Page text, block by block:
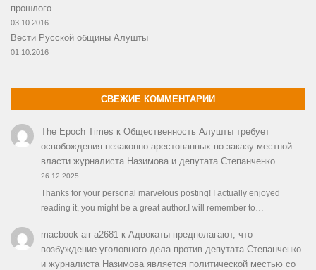
прошлого
03.10.2016
Вести Русской общины Алушты
01.10.2016
СВЕЖИЕ КОММЕНТАРИИ
The Epoch Times к Общественность Алушты требует
освобождения незаконно арестованных по заказу местной
власти журналиста Назимова и депутата Степанченко
26.12.2025
Thanks for your personal marvelous posting! I actually enjoyed
reading it, you might be a great author.I will remember to…
macbook air a2681к Адвокаты предполагают, что
возбуждение уголовного дела против депутата Степанченко
и журналиста Назимова является политической местью со